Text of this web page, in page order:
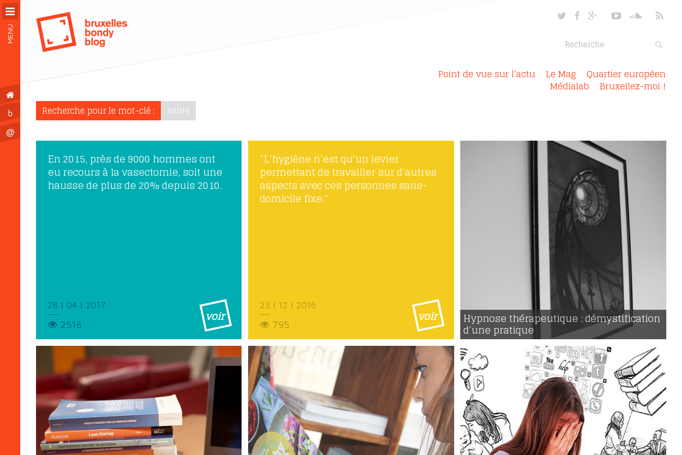
MENU
b
@
Point de vue sur l’actu Le Mag Quartier européen
Médialab Bruxellez-moi !
Recherche pour le mot-clé : santé
En 2015, près de 9000 hommes ont
eu recours à la vasectomie, soit une
hausse de plus de 20% depuis 2010.
voir
28 | 04 | 2017
2516
"L’hygiène n’est qu’un levier
permettant de travailler sur d’autres
aspects avec ces personnes sans-
domicile fixe."
voir
23 | 12 | 2016
795 Hypnose thérapeutique : démystification
d’une pratique
voir
2162